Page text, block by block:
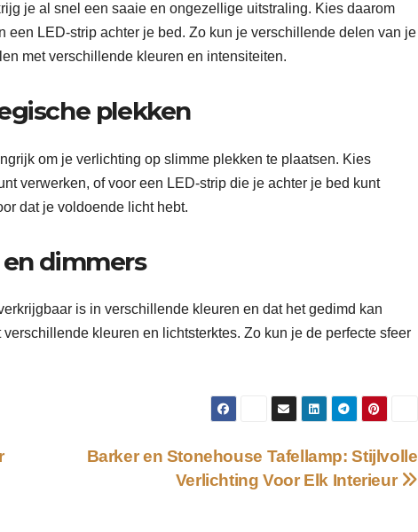
je al snel een saaie en ongezellige uitstraling. Kies daarom
LED-strip achter je bed. Zo kun je verschillende delen van je
met verschillende kleuren en intensiteiten.
plekken
om je verlichting op slimme plekken te plaatsen. Kies
verwerken, of voor een LED-strip die je achter je bed kunt
dat je voldoende licht hebt.
dimmers
is in verschillende kleuren en dat het gedimd kan
kleuren en lichtsterktes. Zo kun je de perfecte sfeer
Barker en Stonehouse Tafellamp: Stijlvolle
Verlichting Voor Elk Interieur